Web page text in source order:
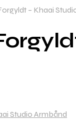
– Khaai
Studio Armbånd